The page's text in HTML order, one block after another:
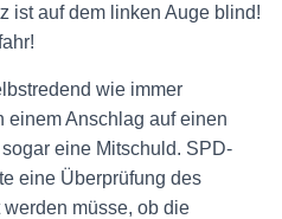
ist auf dem linken Auge blind!
wie immer
einem Anschlag auf einen
eine Mitschuld. SPD-
eine Überprüfung des
müsse, ob die